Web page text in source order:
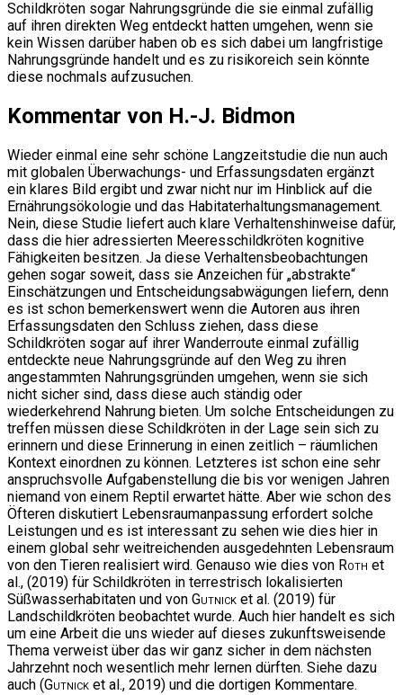
Schildkröten sogar Nahrungsgründe die sie einmal zufällig
auf ihren direkten Weg entdeckt hatten umgehen, wenn sie
kein Wissen darüber haben ob es sich dabei um langfristige
Nahrungsgründe handelt und es zu risikoreich sein könnte
diese nochmals aufzusuchen.
Kommentar von H.-J. Bidmon
Wieder einmal eine sehr schöne Langzeitstudie die nun auch
mit globalen Überwachungs- und Erfassungsdaten ergänzt
ein klares Bild ergibt und zwar nicht nur im Hinblick auf die
Ernährungsökologie und das Habitaterhaltungsmanagement.
Nein, diese Studie liefert auch klare Verhaltenshinweise dafür,
dass die hier adressierten Meeresschildkröten kognitive
Fähigkeiten besitzen. Ja diese Verhaltensbeobachtungen
gehen sogar soweit, dass sie Anzeichen für „abstrakte“
Einschätzungen und Entscheidungsabwägungen liefern, denn
es ist schon bemerkenswert wenn die Autoren aus ihren
Erfassungsdaten den Schluss ziehen, dass diese
Schildkröten sogar auf ihrer Wanderroute einmal zufällig
entdeckte neue Nahrungsgründe auf den Weg zu ihren
angestammten Nahrungsgründen umgehen, wenn sie sich
nicht sicher sind, dass diese auch ständig oder
wiederkehrend Nahrung bieten. Um solche Entscheidungen zu
treffen müssen diese Schildkröten in der Lage sein sich zu
erinnern und diese Erinnerung in einen zeitlich – räumlichen
Kontext einordnen zu können. Letzteres ist schon eine sehr
anspruchsvolle Aufgabenstellung die bis vor wenigen Jahren
niemand von einem Reptil erwartet hätte. Aber wie schon des
Öfteren diskutiert Lebensraumanpassung erfordert solche
Leistungen und es ist interessant zu sehen wie dies hier in
einem global sehr weitreichenden ausgedehnten Lebensraum
von den Tieren realisiert wird. Genauso wie dies von Roth et
al., (2019) für Schildkröten in terrestrisch lokalisierten
Süßwasserhabitaten und von Gutnick et al. (2019) für
Landschildkröten beobachtet wurde. Auch hier handelt es sich
um eine Arbeit die uns wieder auf dieses zukunftsweisende
Thema verweist über das wir ganz sicher in dem nächsten
Jahrzehnt noch wesentlich mehr lernen dürften. Siehe dazu
auch (Gutnick et al., 2019) und die dortigen Kommentare.